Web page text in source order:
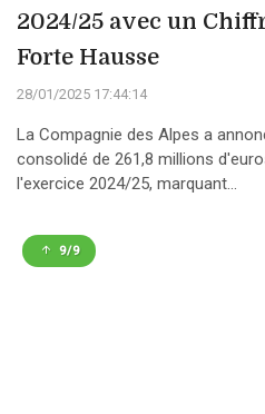
2024/25 avec un
Forte Hausse
28/01/2025 17:44:14
La Compagnie des Alpes a
consolidé de 261,8 millions
l'exercice 2024/25, marquant...
9/9